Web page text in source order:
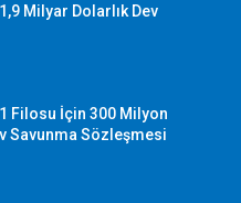
Milyar Dolarlık Dev
Filosu İçin 300 Milyon
Savunma Sözleşmesi